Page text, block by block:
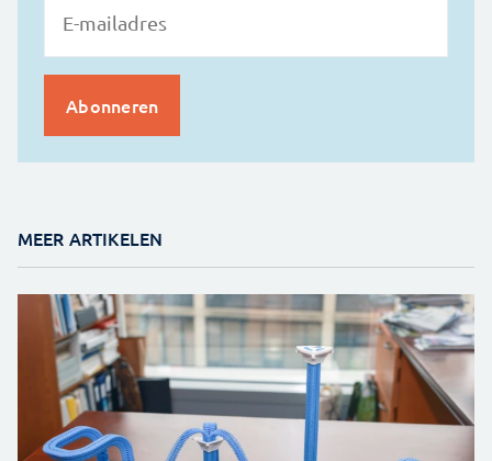
MEER ARTIKELEN